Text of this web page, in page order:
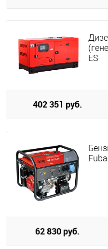
ES
402 351 руб.
62 830 руб.